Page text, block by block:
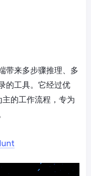
带来多步骤推理、多
的工具。它经过优
的工作流程，专为